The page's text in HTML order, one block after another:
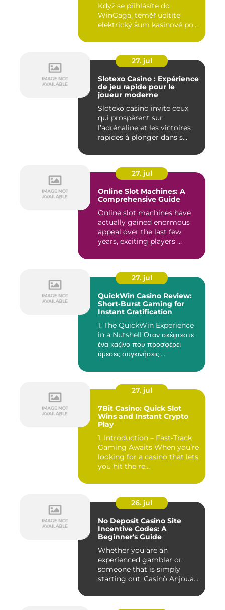
Když se přihlásíte do
WinGaga, téměř ucítíte
elektrický šum kasinové po...
27. jul
Slotexo Casino : Expérience
de jeu rapide pour le
joueur moderne
Slotexo casino invite ceux
qui prospèrent sur
l’adrénaline et les victoires
rapides à plonger dans s...
27. jul
Online Slot Machines: A
Comprehensive Guide
Online slot machines have
actually gained enormous
appeal over the last few
years, exciting players ...
27. jul
QuickWin Casino Review:
Short‑Burst Gaming for
Instant Gratification
1. The QuickWin Experience
in a Nutshell Όταν σκέφτεστε
ένα καζίνο που προσφέρει
άμεσες συγκινήσεις,...
27. jul
7Bit Casino: Quick Slot
Wins and Instant Crypto
Play
1. Introduction – Fast‑Track
Gaming Awaits When you’re
looking for a casino that lets
you hit the re...
26. jul
No Deposit Casino Site
Incentive Codes: A
Beginner's Guide
Whether you are an
experienced gambler or
someone that is simply
starting out, Casinò Anjouan